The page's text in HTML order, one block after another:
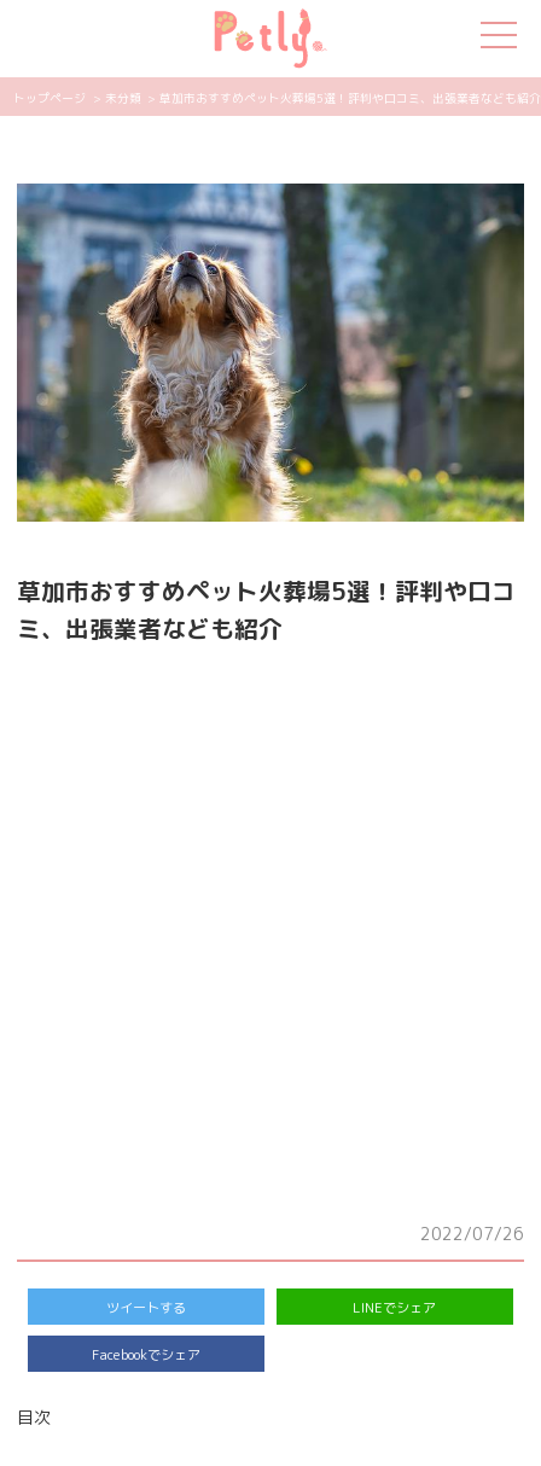
猫の特集
ペット用品
飼い主さんの悩み
ペットの気持ち
知って得する
エンタメ
トップページ > 未分類 > 草加市おすすめペット火葬場5選！評判や口コミ、出張業者なども紹
草加市おすすめペット火葬場5選！評判や口コ
ミ、出張業者なども紹介
2022/07/26
ツイートする LINEでシェア
Facebookでシェア
目次